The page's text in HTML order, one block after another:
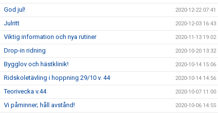
God jul! 2020-12-22 07:41
Julritt 2020-12-03 16:43
Viktig information och nya rutiner 2020-11-13 19:02
Drop-in ridning 2020-10-20 13:32
Bygglov och hästklinik! 2020-10-14 15:06
Ridskoletävling i hoppning 29/10 v. 44 2020-10-14 14:56
Teorivecka v.44 2020-10-07 11:00
Vi påminner; håll avstånd! 2020-10-06 14:55